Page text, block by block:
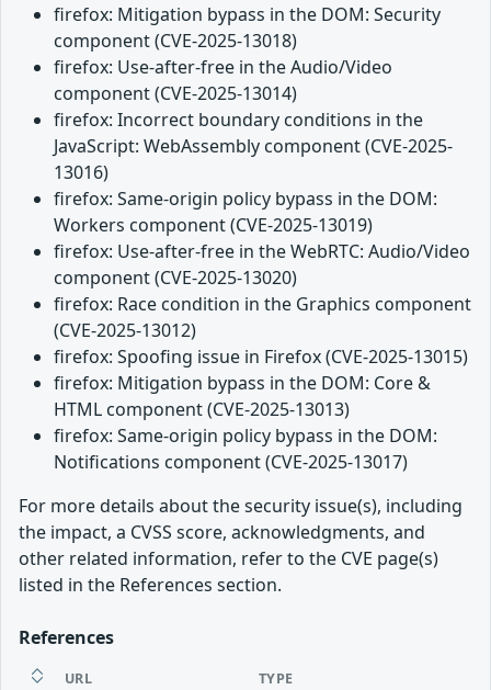
firefox: Mitigation bypass in the DOM: Security
component (CVE-2025-13018)
firefox: Use-after-free in the Audio/Video
component (CVE-2025-13014)
firefox: Incorrect boundary conditions in the
JavaScript: WebAssembly component (CVE-2025-
13016)
firefox: Same-origin policy bypass in the DOM:
Workers component (CVE-2025-13019)
firefox: Use-after-free in the WebRTC: Audio/Video
component (CVE-2025-13020)
firefox: Race condition in the Graphics component
(CVE-2025-13012)
firefox: Spoofing issue in Firefox (CVE-2025-13015)
firefox: Mitigation bypass in the DOM: Core &
HTML component (CVE-2025-13013)
firefox: Same-origin policy bypass in the DOM:
Notifications component (CVE-2025-13017)
For more details about the security issue(s), including
the impact, a CVSS score, acknowledgments, and
other related information, refer to the CVE page(s)
listed in the References section.
References
URL TYPE